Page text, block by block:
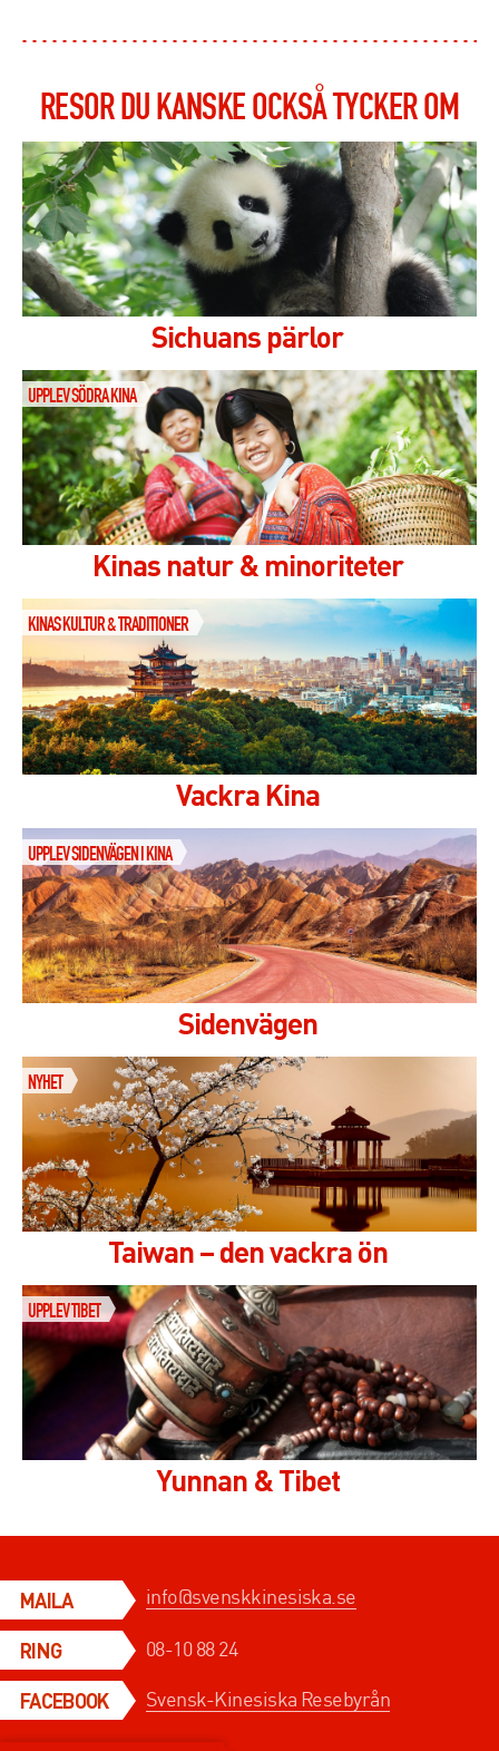
RESOR DU KANSKE OCKSÅ TYCKER OM
Sichuans pärlor
Kinas natur & minoriteter
UPPLEV SÖDRA KINA
Vackra Kina
KINAS KULTUR & TRADITIONER
Sidenvägen
UPPLEV SIDENVÄGEN I KINA
Taiwan – den vackra ön
NYHET
Yunnan & Tibet
UPPLEV TIBET
MAILA info@svenskkinesiska.se
RING 08-10 88 24
FACEBOOK Svensk-Kinesiska Resebyrån